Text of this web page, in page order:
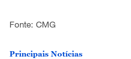
Fonte: CMG
Principais Notícias